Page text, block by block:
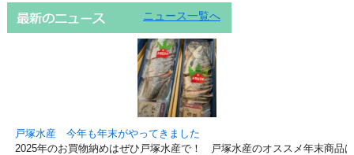
ニュース一覧へ
戸塚水産 今年も年末がやってきました
2025年のお買物納めはぜひ戸塚水産で！ 戸塚水産のオススメ年末商品